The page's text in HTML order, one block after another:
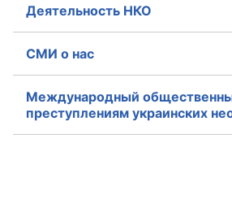
Комиссии
Экспертный совет ОП КО
Общественный штаб
Деятельность НКО
СМИ о нас
Международный
преступлениям украинских